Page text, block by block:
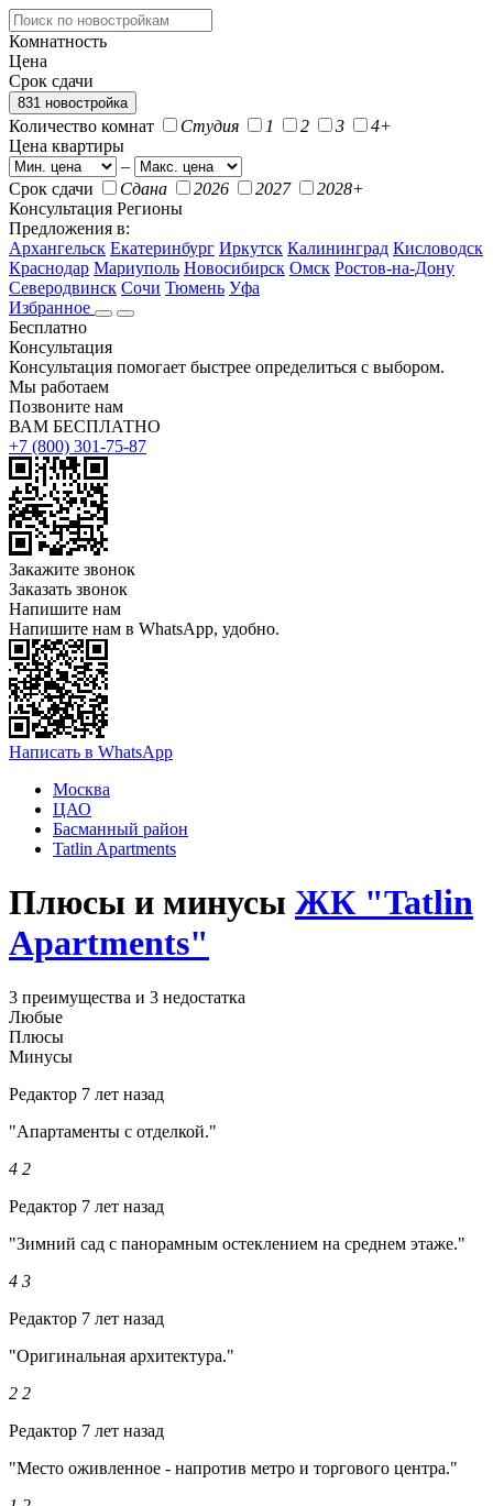
Комнатность
Цена
Срок сдачи
831 новостройка
Количество комнат Студия 1 2 3
4+
Цена квартиры
–
Срок сдачи
Сдана 2026 2027
2028+
Консультация Регионы
Предложения в:
Архангельск Екатеринбург Иркутск Калининград Кисловодск
Краснодар Мариуполь Новосибирск Омск Ростов-на-Дону
Северодвинск Сочи Тюмень Уфа
Избранное
Бесплатно
Консультация
Консультация помогает быстрее определиться с выбором.
Мы работаем
Позвоните нам
ВАМ БЕСПЛАТНО
+7 (800) 301-75-87
Закажите звонок
Заказать звонок
Напишите нам
Напишите нам в WhatsApp, удобно.
Написать в WhatsApp
Москва
ЦАО
Басманный район
Tatlin Apartments
Плюсы и минусы ЖК "Tatlin
Apartments"
3 преимущества и 3 недостатка
Любые
Плюсы
Минусы
Редактор 7 лет назад
"Апартаменты с отделкой."
4 2
Редактор 7 лет назад
"Зимний сад с панорамным остеклением на среднем этаже."
4 3
Редактор 7 лет назад
"Оригинальная архитектура."
2 2
Редактор 7 лет назад
"Место оживленное - напротив метро и торгового центра."